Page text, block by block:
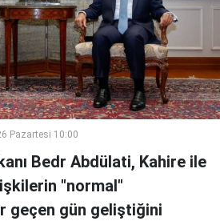
Pazartesi 10:00
Bedr Abdülati, Kahire ile
"normal"
geçen gün geliştiğini